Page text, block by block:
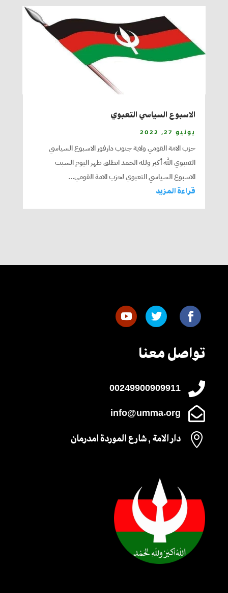
الاسبوع السياسي التعبوي
يونيو 27, 2022
حزب الامة القومي ولاية جنوب دارفور الاسبوع السياسي
التعبوي الله أكبر ولله الحمد انطلق ظهر اليوم السبت
الاسبوع السياسي التعبوي لحزب الامة القومي...
قراءة المزيد
تواصل معنا

00249900909911

info@umma.org
 دار الامة , شارع الموردة امدرمان